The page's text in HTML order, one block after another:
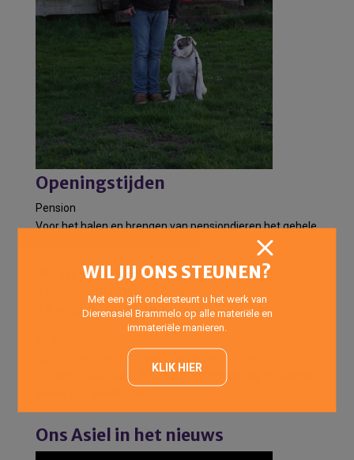
Openingstijden
Pension
Voor het halen en brengen van pensiondieren het gehele
Elke dag van de week:
’s Avonds : 17:00 uur -18:00 uur
Op telefonische afspraak elke dag van de week.
Vrijdags: 14:00 uur – 20:00 uur (Inloopmiddag- en avond
Ons Asiel in het nieuws
WIL JIJ ONS STEUNEN?
Met een gift ondersteunt u het werk van
Dierenasiel Brammelo op alle materiële en
immateriële manieren.
KLIK HIER